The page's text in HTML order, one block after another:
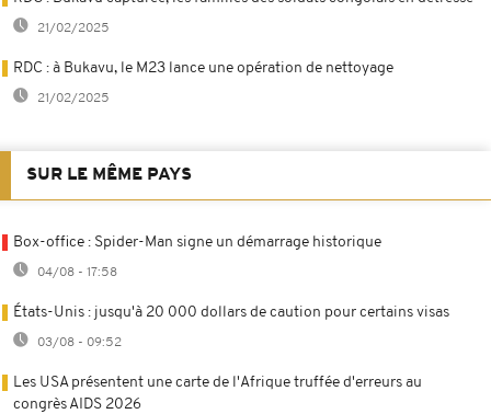
21/02/2025
RDC : à Bukavu, le M23 lance une opération de nettoyage
21/02/2025
SUR LE MÊME PAYS
Box-office : Spider-Man signe un démarrage historique
04/08 - 17:58
États-Unis : jusqu'à 20 000 dollars de caution pour certains visas
03/08 - 09:52
Les USA présentent une carte de l'Afrique truffée d'erreurs au
congrès AIDS 2026